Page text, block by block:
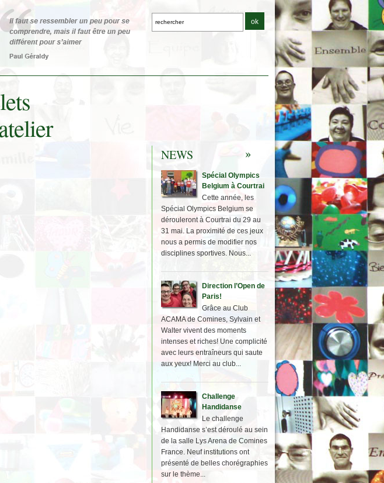
NEWS
Spécial Olympics
Belgium à Courtrai
Cette année, les
Spécial Olympics Belgium se
dérouleront à Courtrai du 29 au
31 mai. La proximité de ces jeux
nous a permis de modifier nos
disciplines sportives. Nous...
Direction l’Open de
Paris!
Grâce au Club
ACAMA de Comines, Sylvain et
Walter vivent des moments
intenses et riches! Une complicité
avec leurs entraîneurs qui saute
aux yeux! Merci au club...
Challenge
Handidanse
Le challenge
Handidanse s’est déroulé au sein
de la salle Lys Arena de Comines
France. Neuf institutions ont
présenté de belles chorégraphies
sur le thème...